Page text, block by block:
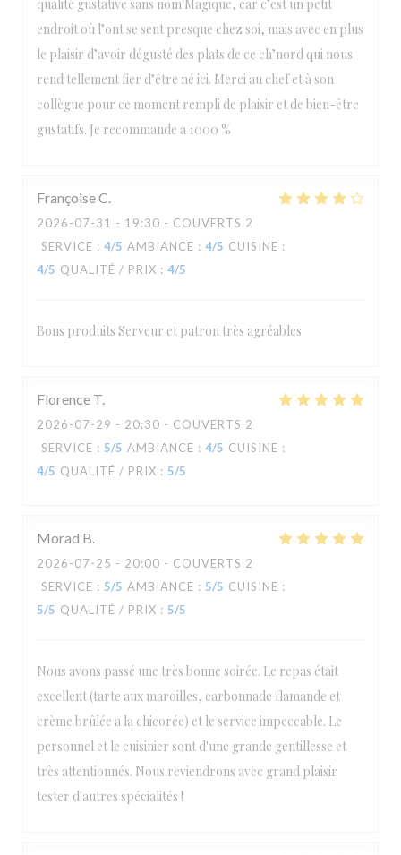
qualité gustative sans nom Magique, car c’est un petit
endroit où l’ont se sent presque chez soi, mais avec en plus
le plaisir d’avoir dégusté des plats de ce ch’nord qui nous
rend tellement fier d’être né ici. Merci au chef et à son
collègue pour ce moment rempli de plaisir et de bien-être
gustatifs. Je recommande a 1000 %
FrançoiseC
2026-07-31 - 19:30 - COUVERTS 2
SERVICE : 4/5 AMBIANCE : 4/5 CUISINE :
4/5 QUALITÉ / PRIX : 4/5
Bons produits Serveur et patron très agréables
Florence T
2026-07-29 - 20:30 - COUVERTS 2
SERVICE : 5/5 AMBIANCE : 4/5 CUISINE :
4/5 QUALITÉ / PRIX : 5/5
Morad B
2026-07-25 - 20:00 - COUVERTS 2
SERVICE : 5/5 AMBIANCE : 5/5 CUISINE :
5/5 QUALITÉ / PRIX : 5/5
Nous avons passé une très bonne soirée. Le repas était
excellent (tarte aux maroilles, carbonnade flamande et
crème brûlée a la chicorée) et le service impeccable. Le
personnel et le cuisinier sont d'une grande gentillesse et
très attentionnés. Nous reviendrons avec grand plaisir
tester d'autres spécialités !